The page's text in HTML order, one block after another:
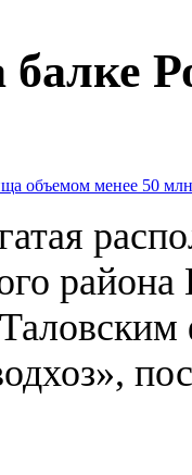
объемом менее 50